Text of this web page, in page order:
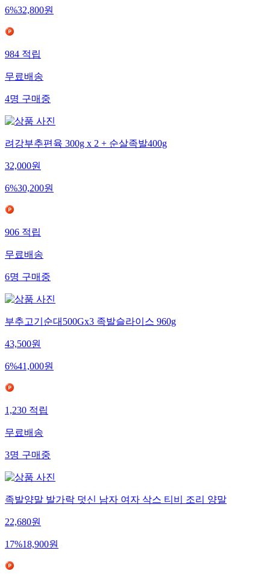
6%32,800원
984적립
무료배송
4명구매중
려강부추편육 300g x 2 + 순살족발400g
32,000원
6%30,200원
906적립
무료배송
6명구매중
부추고기순대500Gx3 족발슬라이스 960g
43,500원
6%41,000원
1,230적립
무료배송
3명구매중
족발양말 발가락 덧신 남자 여자 삭스 티비 조리 양말
22,680원
17%18,900원